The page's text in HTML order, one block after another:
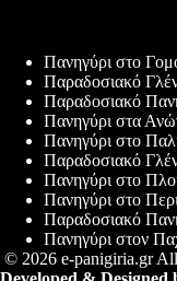
Πανηγύρι στο
Παραδοσιακό
Παραδοσιακό
Πανηγύρι στα
Πανηγύρι στο
Παραδοσιακό
Πανηγύρι στο
Πανηγύρι στο
Παραδοσιακό
Πανηγύρι στον
© 2026 e-panigiria.gr